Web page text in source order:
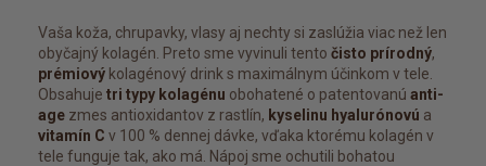
Vaša koža, chrupavky, vlasy aj nechty si zaslúžia viac než len
obyčajný kolagén. Preto sme vyvinuli tento čisto prírodný,
prémiový kolagénový drink s maximálnym účinkom v tele.
Obsahuje tri typy kolagénu obohatené o patentovanú anti-
age zmes antioxidantov z rastlín, kyselinu hyalurónovú a
vitamín C v 100 % dennej dávke, vďaka ktorému kolagén v
tele funguje tak, ako má. Nápoj sme ochutili bohatou